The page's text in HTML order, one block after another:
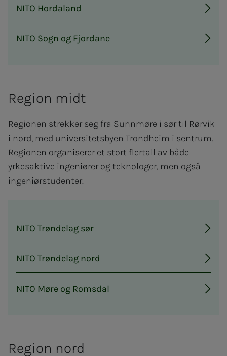
NITO Hordaland
NITO Sogn og Fjordane
Region midt
Regionen strekker seg fra Sunnmøre i sør til Rørvik
i nord, med universitetsbyen Trondheim i sentrum.
Regionen organiserer et stort flertall av både
yrkesaktive ingeniører og teknologer, men også
ingeniørstudenter.
NITO Trøndelag sør
NITO Trøndelag nord
NITO Møre og Romsdal
Region nord